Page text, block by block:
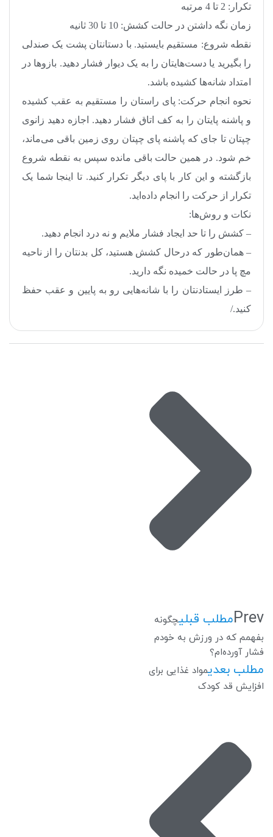
تکرار: 2 تا 4 مرتبه
زمان نگه داشتن در حالت کشش: 10 تا 30 ثانیه
نقطه شروع: مستقیم بایستید. با دستانتان پشت یک صندلی
را بگیرید یا دست‌هایتان را به یک دیوار فشار دهید. بازو‌ها در
امتداد شانه‌ها کشیده باشد.
نحوه انجام حرکت: پای راستان را مستقیم به عقب کشیده
و پاشنه پایتان را به کف اتاق فشار دهید. اجازه دهید زانوی
چپتان تا جای که پاشنه پای چپتان روی زمین باقی می‌ماند،
خم شود. در همین حالت باقی مانده سپس به نقطه شروع
بازگشته و این کار با پای دیگر تکرار کنید. تا اینجا شما یک
تکرار از حرکت را انجام داده‌اید.
نکات و روش‌ها:
– کشش را تا حد ایجاد فشار ملایم و نه درد انجام دهید.
– همان‌طور که درحال کشش هستید، کل بدنتان را از ناحیه
مچ پا در حالت خمیده نگه دارید.
– طرز ایستادنتان را با شانه‌هایی رو به پایین و عقب حفظ
کنید./
Prevمطلب قبلیچگونه
بفهمم که در ورزش به خودم
فشار آورده‌ام؟
مطلب بعدیمواد غذایی برای
افزایش قد کودک